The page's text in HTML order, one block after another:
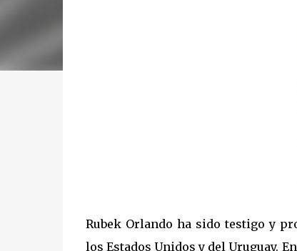
Rubek Orlando ha sido testigo y
los Estados Unidos y del Uruguay.